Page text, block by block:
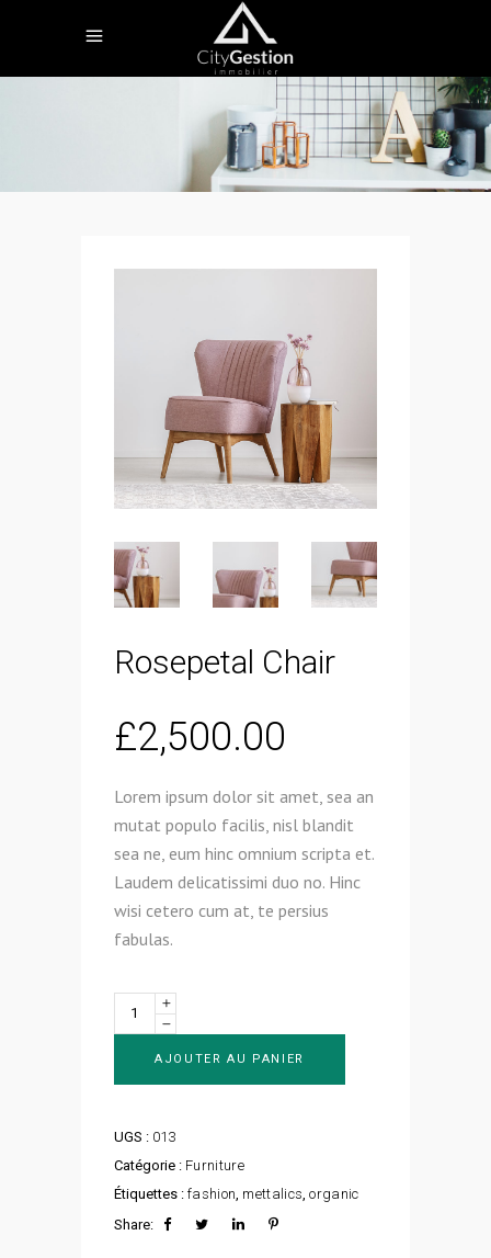
Rosepetal Chair
£2,500.00
Lorem ipsum dolor sit amet, sea an
mutat populo facilis, nisl blandit
sea ne, eum hinc omnium scripta et.
Laudem delicatissimi duo no. Hinc
wisi cetero cum at, te persius
fabulas.
Quantity
AJOUTER AU PANIER
UGS : 013
Catégorie : Furniture
Étiquettes : fashion mettalics ,organic
Share: